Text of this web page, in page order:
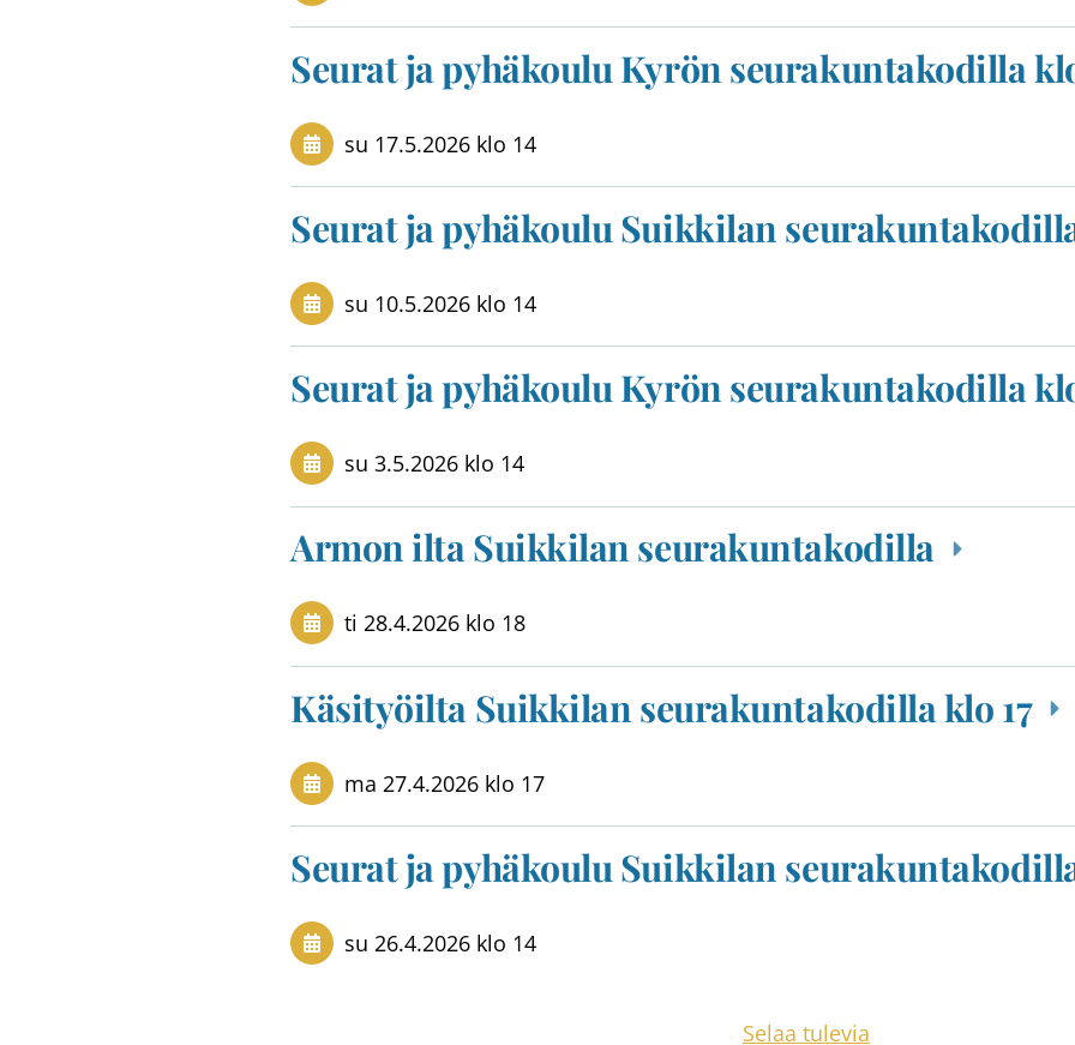
Seurat ja pyhäkoulu Kyrön seurakuntakodilla
su 17.5.2026 klo 14
Seurat ja pyhäkoulu Suikkilan
su 10.5.2026 klo 14
Seurat ja pyhäkoulu Kyrön seurakuntakodilla
su 3.5.2026 klo 14
Armon ilta Suikkilan seurakuntakodilla
ti 28.4.2026 klo 18
Käsityöilta Suikkilan seurakuntakodilla klo 17
ma 27.4.2026 klo 17
Seurat ja pyhäkoulu Suikkilan
su 26.4.2026 klo 14
Selaa tulevia